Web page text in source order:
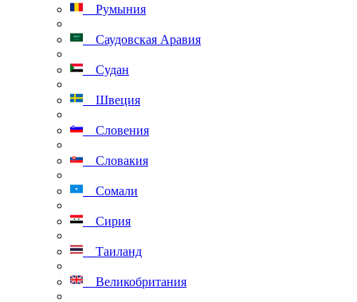
Румыния
Саудовская Аравия
Судан
Швеция
Словения
Словакия
Сомали
Сирия
Таиланд
Великобритания